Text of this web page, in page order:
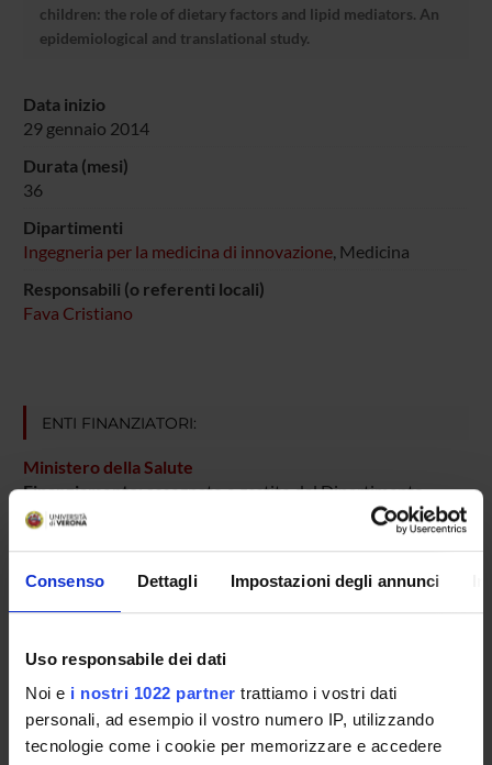
Consenso Dettagli Impostazioni degli annunci
Uso responsabile dei dati
Noi e i nostri 1022 partner trattiamo i vostri dati
personali, ad esempio il vostro numero IP, utilizzando
tecnologie come i cookie per memorizzare e accedere
children: the role of dietary factors and lipid mediators. An
epidemiological and translational study.
Data inizio
29 gennaio 2014
Durata (mesi)
36
Dipartimenti
Ingegneria per la medicina di innovazione, Medicina
Responsabili (o referenti locali)
Fava Cristiano
ENTI FINANZIATORI:
Ministero della Salute
Finanziamento:assegnato e gestito dal Dipartimento
PARTECIPANTI AL PROGETTO
Professore associato
Cristiano Fava
Professore ordinario